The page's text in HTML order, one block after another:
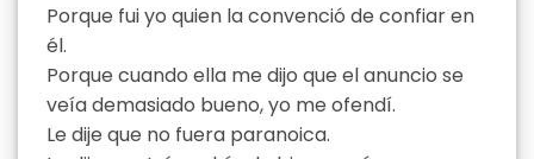
Porque fui yo quien la convenció de confiar en
él.
Porque cuando ella me dijo que el anuncio se
veía demasiado bueno, yo me ofendí.
Le dije que no fuera paranoica.